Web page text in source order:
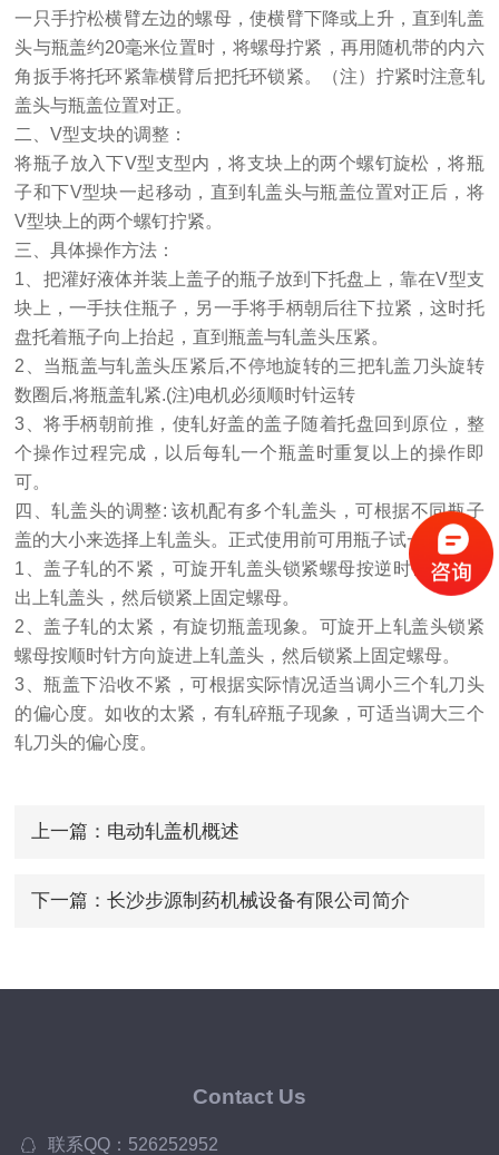
一只手拧松横臂左边的螺母，使横臂下降或上升，直到轧盖
头与瓶盖约20毫米位置时，将螺母拧紧，再用随机带的内六
角扳手将托环紧靠横臂后把托环锁紧。（注）拧紧时注意轧
盖头与瓶盖位置对正。
二、V型支块的调整：
将瓶子放入下V型支型内，将支块上的两个螺钉旋松，将瓶
子和下V型块一起移动，直到轧盖头与瓶盖位置对正后，将
V型块上的两个螺钉拧紧。
三、具体操作方法：
1、把灌好液体并装上盖子的瓶子放到下托盘上，靠在V型支
块上，一手扶住瓶子，另一手将手柄朝后往下拉紧，这时托
盘托着瓶子向上抬起，直到瓶盖与轧盖头压紧。
2、当瓶盖与轧盖头压紧后,不停地旋转的三把轧盖刀头旋转
数圈后,将瓶盖轧紧.(注)电机必须顺时针运转
3、将手柄朝前推，使轧好盖的盖子随着托盘回到原位，整
个操作过程完成，以后每轧一个瓶盖时重复以上的操作即
可。
四、轧盖头的调整: 该机配有多个轧盖头，可根据不同瓶子
盖的大小来选择上轧盖头。正式使用前可用瓶子试一下。
1、盖子轧的不紧，可旋开轧盖头锁紧螺母按逆时针方向旋
出上轧盖头，然后锁紧上固定螺母。
2、盖子轧的太紧，有旋切瓶盖现象。可旋开上轧盖头锁紧
螺母按顺时针方向旋进上轧盖头，然后锁紧上固定螺母。
3、瓶盖下沿收不紧，可根据实际情况适当调小三个轧刀头
的偏心度。如收的太紧，有轧碎瓶子现象，可适当调大三个
轧刀头的偏心度。
上一篇： 电动轧盖机概述
下一篇： 长沙步源制药机械设备有限公司简介
Contact Us
联系QQ：526252952